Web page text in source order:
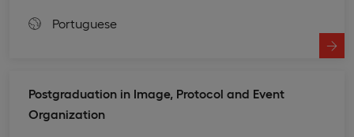
Portuguese
Postgraduation in Image, Protocol and Event
Organization